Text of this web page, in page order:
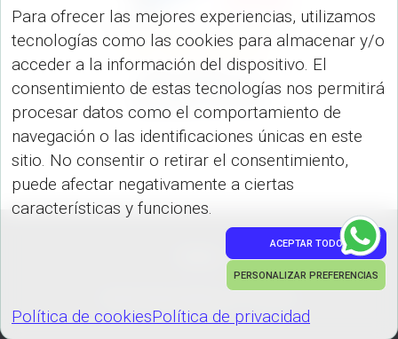
Para ofrecer las mejores experiencias, utilizamos
tecnologías como las cookies para almacenar y/o
acceder a la información del dispositivo. El
consentimiento de estas tecnologías nos permitirá
procesar datos como el comportamiento de
navegación o las identificaciones únicas en este
sitio. No consentir o retirar el consentimiento,
puede afectar negativamente a ciertas
características y funciones.
ACEPTAR TODO
PERSONALIZAR PREFERENCIAS
Política de cookiesPolítica de privacidad
LÍNEA ESPECIAL (BOLÍGRAFO)
Lápiz Infinity con
Borrador LAP-INF